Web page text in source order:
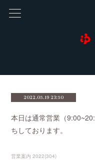
2022.05.19 23:50
本日は通常営業（
ちしております。
営業案内 2022(304)